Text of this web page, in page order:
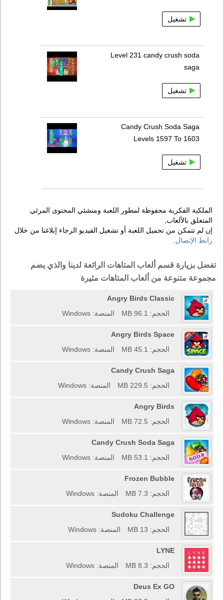
تشغيل
Level 231 candy crush soda
saga
تشغيل
Candy Crush Soda Saga
Levels 1597 To 1603
تشغيل
الملكية الفكرية محفوظة لمطور اللعبة ومنشئي المحتوى المرئي
المتعلق بالألعاب,
إن لم تتمكن من تحميل اللعبة أو تشغيل الفيديو الرجاء إبلاغنا من خلال
رابط الإتصال
تفضل بزيارة قسم ألعاب المتاهات الرائعة لدينا والذي يضم
مجموعة متنوعة من ألعاب المتاهات مثيرة
Angry Birds Classic
الحجم: 96.1 MB
المنصة: Windows
Angry Birds Space
الحجم: 45.1 MB
المنصة: Windows
Candy Crush Saga
الحجم: 229.5 MB
المنصة: Windows
Angry Birds
الحجم: 72.5 MB
المنصة: Windows
Candy Crush Soda Saga
الحجم: 53.1 MB
المنصة: Windows
Frozen Bubble
الحجم: 7.3 MB
المنصة: Windows
Sudoku Challenge
الحجم: 13 MB
المنصة: Windows
LYNE
الحجم: 8.3 MB
المنصة: Windows
Deus Ex GO